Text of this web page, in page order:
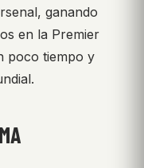
ganando
en la Premier
poco tiempo y